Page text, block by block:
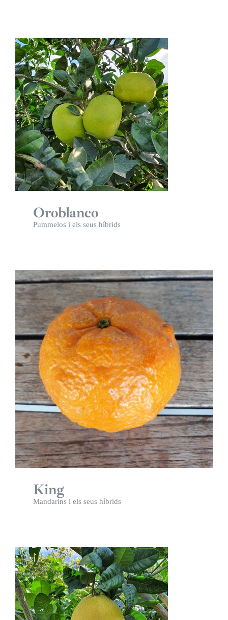
Oroblanco
Pummelos i els seus híbrids
King
Mandarins i els seus híbrids